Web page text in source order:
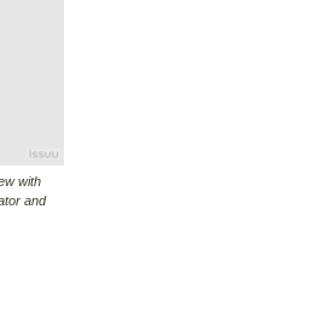
with
and